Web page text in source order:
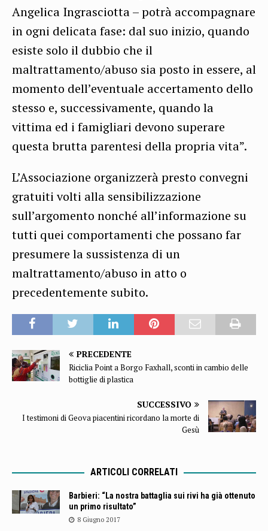
Angelica Ingrasciotta – potrà accompagnare
in ogni delicata fase: dal suo inizio, quando
esiste solo il dubbio che il
maltrattamento/abuso sia posto in essere, al
momento dell’eventuale accertamento dello
stesso e, successivamente, quando la
vittima ed i famigliari devono superare
questa brutta parentesi della propria vita”.
L’Associazione organizzerà presto convegni
gratuiti volti alla sensibilizzazione
sull’argomento nonché all’informazione su
tutti quei comportamenti che possano far
presumere la sussistenza di un
maltrattamento/abuso in atto o
precedentemente subito.
PRECEDENTE
Riciclia Point a Borgo Faxhall, sconti in cambio delle
bottiglie di plastica
SUCCESSIVO
I testimoni di Geova piacentini ricordano la morte di
Gesù
ARTICOLI CORRELATI
Barbieri: “La nostra battaglia sui rivi ha già ottenuto
un primo risultato”
8 Giugno 2017